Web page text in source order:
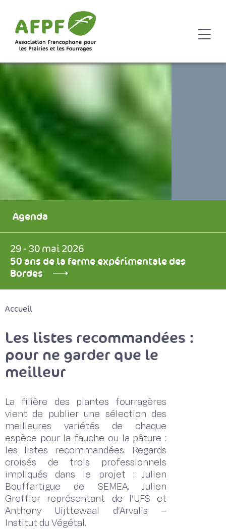
Agenda
29 - 30 mai 2026
50 ans de la ferme expérimentale des
Bordes
Accueil
Les listes recommandées :
pour ne garder que le
meilleur
La filière des plantes fourragères
vient de publier une sélection des
meilleures variétés de chaque
espèce pour la fauche ou la pâture :
les listes recommandées. Regards
croisés de trois professionnels
impliqués dans le projet : Julien
Bouffartigue de SEMEA, Julien
Greffier représentant de l’UFS et
Anthony Uijttewaal d’Arvalis –
Institut du Végétal.